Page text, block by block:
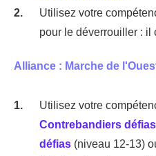
Utilisez votre
pour le déverrouiller : il
Alliance : Marche de
Utilisez votre
Contrebandiers défias
défias (niveau 12-13)